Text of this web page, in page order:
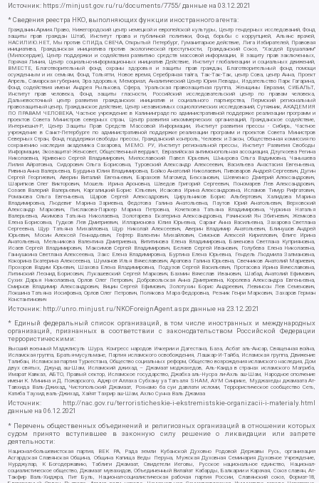
Источник: https://minjust.gov.ru/ru/documents/7755/данные на 03.12.2021
* Сведения реестра НКО, выполняющих функции иностранного агента:
Гражданин.Армия.Право, Нижегородский центр немецкой и европейской культуры, Центр гендерных исследований, Фонд
защиты прав граждан Штаб, Институт права и публичной политики, Фонд борьбы с коррупцией, Альянс врачей,
НАСИЛИЮ.НЕТ, Мы против СПИДа, СВЕЧА, Открытый Петербург, Гуманитарное действие, Лига Избирателей, Правовая
инициатива, Гражданская инициатива против экологической преступности, Гражданский Союз, "Хасдей Ерушалаим"
(Милосердие), Центр поддержки и содействия развитию средств массовой информации, В защиту прав заключенных,
Горячая Линия, Центр социально-информационных инициатив Действие, Институт глобализации и социальных движений,
ВМЕСТЕ, Благотворительный фонд охраны здоровья и защиты прав граждан, Благотворительный фонд помощи
осужденным и их семьям, Фонд Тольятти, Новое время, Серебряная тайга, Так-Так-Так, центр Сова, центр Анна, Проект
Апрель, Самарская губерния, Эра здоровья, Мемориал, Аналитический Центр Юрия Левады, Издательство Парк Гагарина,
Фонд содействия имени Андрея Рылькова, Сфера, Уральская правозащитная группа, Женщины Евразии, СИБАЛЬТ,
Институт прав человека, Фонд защиты гласности, Российский исследовательский центр по правам человека,
Дальневосточный центр развития гражданских инициатив и социального партнерства, Пермский региональный
правозащитный центр, Гражданское действие, Центр независимых социологических исследований, Сутяжник, АКАДЕМИЯ
ПО ПРАВАМ ЧЕЛОВЕКА, Частное учреждение в Калининграде по административной поддержке реализации программ и
проектов Совета Министров северных стран, Центр развития некоммерческих организаций, Гражданское содействие,
Интернешнл-Р, Центр Защиты Прав Средств Массовой Информации, Институт развития прессы - Сибирь, Частное
учреждение в Санкт-Петербурге по административной поддержке реализации программ и проектов Совета Министров
Северных Стран, Фонд поддержки свободы прессы, Гражданский контроль, Человек и Закон, Общественная комиссия по
сохранению наследия академика Сахарова, МЕМО. РУ, Институт региональной прессы, Институт Развития Свободы
Информации, Экозащита!-Женсовет, Общественный вердикт, Евразийская антимонопольная ассоциация, Дзугкоева Регина
Николаевна, Кривенко Сергей Владимирович, Милославский Павел Юрьевич, Шнырова Ольга Вадимовна, Чанышева
Лилия Айратовна, Сидорович Ольга Борисовна, Туровский Александр Алексеевич, Васильева Анастасия Евгеньевна,
Ривина Анна Валерьевна, Бурдина Юлия Владимировна, Бойко Анатолий Николаевич, Пивоваров Андрей Сергеевич, Дугин
Сергей Георгиевич, Аверин Виталий Евгеньевич, Барахоев Магомед Бекханович, Шевченко Дмитрий Александрович,
Шарипков Олег Викторович, Мошель Ирина Ароновна, Шведов Григорий Сергеевич, Пономарев Лев Александрович,
Созаев Валерий Валерьевич, Каргалицкий Борис Юльевич, Исакова Ирина Александровна, Исламов Тимур Рифгатович,
Романова Ольга Евгеньевна, Щаров Сергей Алексадрович, Цирульников Борис Альбертович, Халидова Марина
Владимировна, Людевиг Марина Зариевна, Федотова Галина Анатольевна, Паутов Юрий Анатольевич, Верховский
Александр Маркович, Пислакова-Паркер Марина Петровна, Кочеткова Татьяна Владимировна, Чуркина Наталья
Валерьевна, Акимова Татьяна Николаевна, Золотарева Екатерина Александровна, Рачинский Ян Збигневич, Жемкова
Елена Борисовна, Гудков Лев Дмитриевич, Илларионова Юлия Юрьевна, Саранг Анна Васильевна, Захарова Светлана
Сергеевна, Щур Татьяна Михайловна, Щур Николай Алексеевич, Аверин Владимир Анатольевич, Блинушов Андрей
Юрьевич, Мосин Алексей Геннадьевич, Гефтер Валентин Михайлович, Симонов Алексей Кириллович, Флиге Ирина
Анатольевна, Мельникова Валентина Дмитриевна, Вититинова Елена Владимировна, Баженова Светлана Куприяновна,
Исаев Сергей Владимирович, Максимов Сергей Владимирович, Беляев Сергей Иванович, Голубева Елена Николаевна,
Ганнушкина Светлана Алексеевна, Закс Елена Владимировна, Буртина Елена Юрьевна, Гендель Людмила Залмановна,
Кокорина Екатерина Алексеевна, Шуманов Илья Вячеславович, Арапова Галина Юрьевна, Свечников Анатолий Мариевич,
Прохоров Вадим Юрьевич, Шахова Елена Владимировна, Подузов Сергей Васильевич, Протасова Ирина Вячеславовна,
Литинский Леонид Борисович, Лукашевский Сергей Маркович, Бахмин Вячеслав Иванович, Шабад Анатолий Ефимович,
Сухих Дарья Николаевна, Орлов Олег Петрович, Добровольская Анна Дмитриевна, Королева Александра Евгеньевна,
Смирнов Владимир Александрович, Вицин Сергей Ефимович, Золотухин Борис Андреевич, Левинсон Лев Семенович,
Локшина Татьяна Иосифовна, Орлов Олег Петрович, Полякова Мара Федоровна, Резник Генри Маркович, Захаров Герман
Константинович
Источник: http://unro.minjust.ru/NKOForeignAgent.aspxданные на 23.12.2021
* Единый федеральный список организаций, в том числе иностранных и международных
организаций, признанных в соответствии с законодательством Российской Федерации
террористическими:
Высший военный Маджлисуль Шура, Конгресс народов Ичкерии и Дагестана, База, Асбат аль-Ансар, Священная война,
Исламская группа, Братья-мусульмане, Партия исламского освобождения, Лашкар-И-Тайба, Исламская группа, Движение
Талибан, Исламская партия Туркестана, Общество социальных реформ, Общество возрождения исламского наследия, Дом
двух святых, Джунд аш-Шам, Исламский джихад – Джамаат моджахедов, Аль-Каида в странах исламского Магриба,
Имарат Кавказ, АБТО, Правый сектор, Исламское государство, Джабха аль-Нусра ли-Ахль аш-Шам, Народное ополчение
имени К. Минина и Д. Пожарского, Аджр от Аллаха Субхану уа Тагьаля SHAM, АУМ Синрике, Муджахеды джамаата Ат-
Тавхида Валь-Джихад, Чистопольский Джамаат, Рохнамо ба суи давлати исломи, Террористическое сообщество Сеть,
Катиба Таухид валь-Джихад, Хайят Тахрир аш-Шам, Ахлю Сунна Валь Джамаа
Источник: http://nac.gov.ru/terroristicheskie-i-ekstremistskie-organizacii-i-materialy.html
данные на 06.12.2021
* Перечень общественных объединений и религиозных организаций в отношении которых
судом принято вступившее в законную силу решение о ликвидации или запрете
деятельности:
Национал-большевистская партия, ВЕК РА, Рада земли Кубанской Духовно Родовой Державы Русь, организация
Асгардская Славянская Община, Община Капища Веды Перуна, Мужская Духовная Семинария Духовное Учреждение,
Нурджулар, К Богодержавию, Таблиги Джамаат, Свидетели Иеговы, Русское национальное единство, Национал-
социалистическое общество, Джамаат мувахидов, Объединенный Вилайат Кабарды, Балкарии и Карачая, Союз славян, Ат-
Такфир Валь-Хиджра, Пит Буль, Национал-социалистическая рабочая партия России, Славянский союз, Формат-18,